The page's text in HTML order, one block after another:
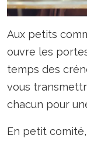
Aux petits
ouvre les
temps des
vous
chacun pour
En petit